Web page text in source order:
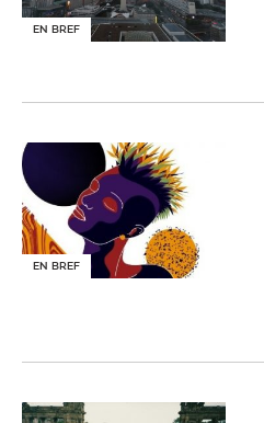
EN BREF
EN BREF